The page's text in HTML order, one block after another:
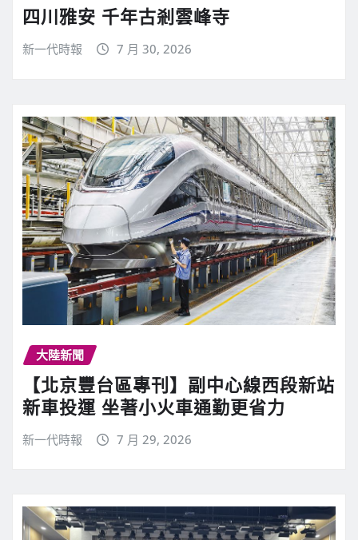
四川雅安 千年古剎雲峰寺
新一代時報 7 月 30, 2026
大陸新聞
【北京豐台區專刊】副中心線西段新站
新車投運 坐著小火車通勤更省力
新一代時報 7 月 29, 2026